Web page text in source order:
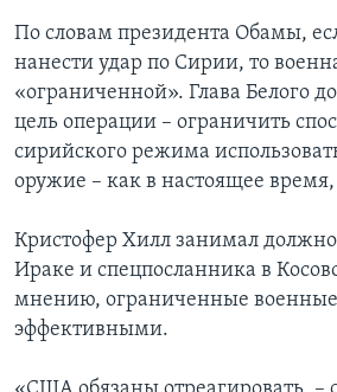
По словам президента Обамы,
нанести удар по Сирии, то
«ограниченной». Глава Белого
цель операции – ограничить
сирийского режима
оружие – как в настоящее
Кристофер Хилл занимал
Ираке и спецпосланника в
мнению, ограниченные
эффективными.